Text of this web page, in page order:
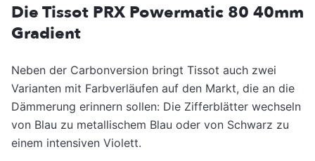
Die Tissot PRX Powermatic 80 40mm
Gradient
Neben der Carbonversion bringt Tissot auch zwei
Varianten mit Farbverläufen auf den Markt, die an die
Dämmerung erinnern sollen: Die Zifferblätter wechseln
von Blau zu metallischem Blau oder von Schwarz zu
einem intensiven Violett.